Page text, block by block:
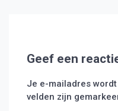
Geef een
Je e-mailadres
velden zijn